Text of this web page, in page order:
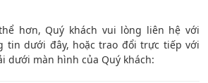
hơn, Quý khách vui lòng liên hệ với
tin dưới đây, hoặc trao đổi trực tiếp với
dưới màn hình của Quý khách: